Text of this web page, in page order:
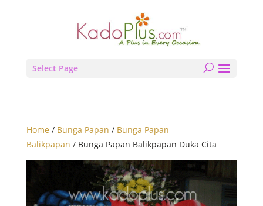
Select Page
Home/ Bunga Papan / Bunga Papan
Balikpapan / Bunga Papan Balikpapan Duka Cita